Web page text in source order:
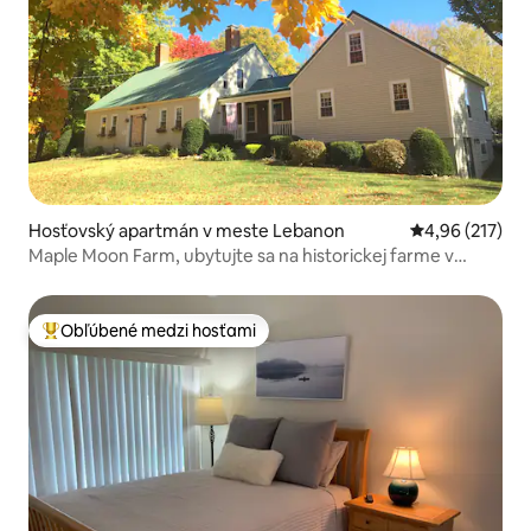
Hosťovský apartmán v meste Lebanon Priemerné
4,96 (217)
Maple Moon Farm, ubytujte sa na historickej farme v
Najobľúbenejšie medzi hosťami
Obľúbené medzi hosťami